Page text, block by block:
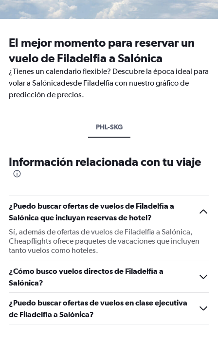
El mejor momento para reservar un
vuelo de Filadelfia a Salónica
¿Tienes un calendario flexible? Descubre la época ideal para
volar a Salónicadesde Filadelfia con nuestro gráfico de
predicción de precios.
PHL-SKG
Información relacionada con tu viaje
¿Puedo buscar ofertas de vuelos de Filadelfia a
Salónica que incluyan reservas de hotel?
Sí, además de ofertas de vuelos de Filadelfia a Salónica,
Cheapflights ofrece paquetes de vacaciones que incluyen
tanto vuelos como hoteles.
¿Cómo busco vuelos directos de Filadelfia a
Salónica?
¿Puedo buscar ofertas de vuelos en clase ejecutiva
de Filadelfia a Salónica?